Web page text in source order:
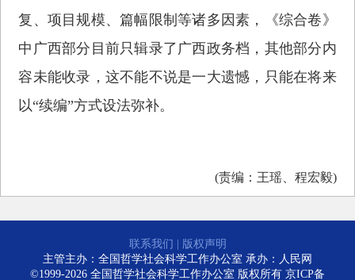
复、项目规模、篇幅限制等诸多因素，《综合卷》
中广西部分目前只辑录了广西政务档，其他部分内
容未能收录，这不能不说是一大遗憾，只能在将来
以“续编”方式设法弥补。
(责编：王瑶、程宏毅)
联系我们
版权声明
主管主办：全国哲学社会科学工作办公室 承办：人民网
©1999-2026 全国哲学社会科学工作办公室 版权所有 京ICP备